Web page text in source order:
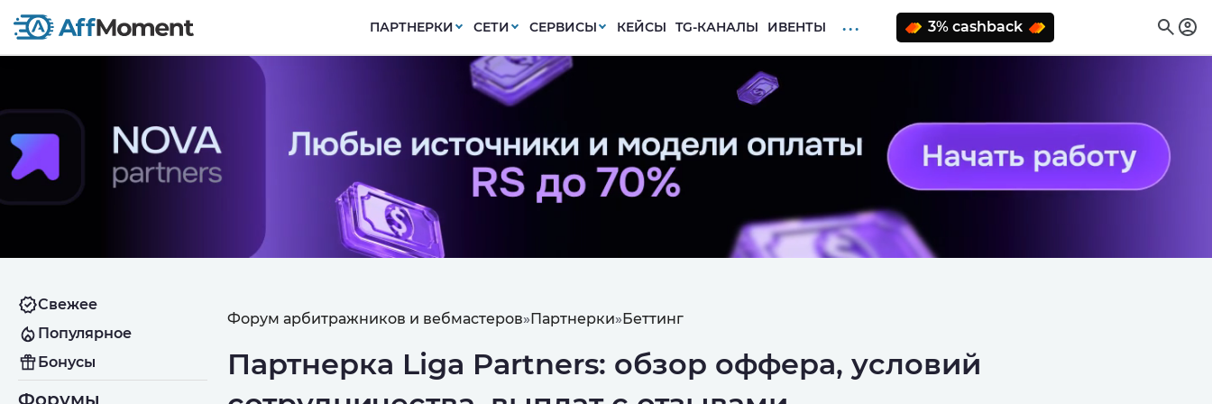
ПАРТНЕРКИ СЕТИ СЕРВИСЫ КЕЙСЫ TG-КАНАЛЫ ИВЕНТЫ . . . 3% cashback
Свежее
Популярное
Бонусы
Форумы
Форум арбитражников и вебмастеров»Партнерки»Беттинг
Партнерка Liga Partners: обзор оффера, условий